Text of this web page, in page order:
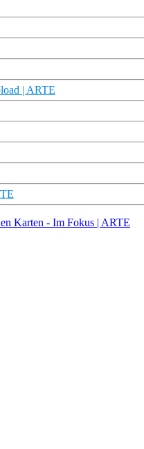
| ARTE
Karten - Im Fokus | ARTE